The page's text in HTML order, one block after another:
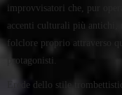
improvvisatori che, pur
accenti culturali più antichi,
folclore proprio attraverso
protagonisti.
Erede dello stile